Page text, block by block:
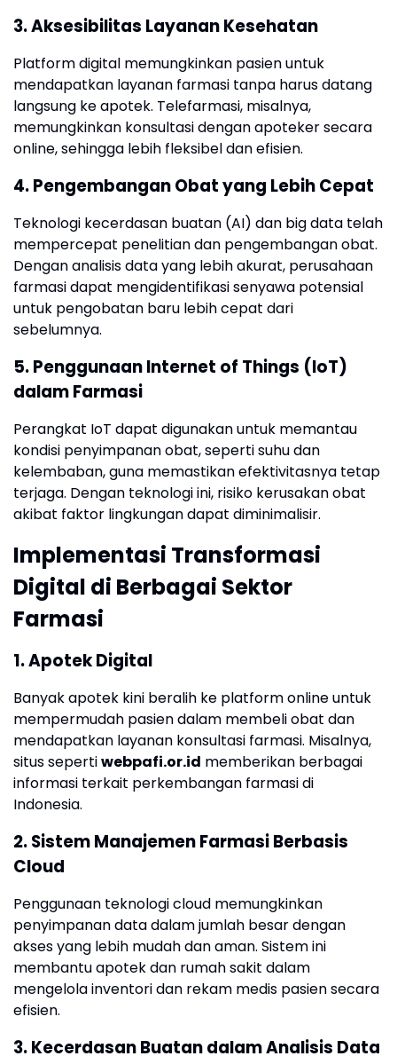
3. Aksesibilitas Layanan Kesehatan
Platform digital memungkinkan pasien untuk
mendapatkan layanan farmasi tanpa harus datang
langsung ke apotek. Telefarmasi, misalnya,
memungkinkan konsultasi dengan apoteker secara
online, sehingga lebih fleksibel dan efisien.
4. Pengembangan Obat yang Lebih Cepat
Teknologi kecerdasan buatan (AI) dan big data telah
mempercepat penelitian dan pengembangan obat.
Dengan analisis data yang lebih akurat, perusahaan
farmasi dapat mengidentifikasi senyawa potensial
untuk pengobatan baru lebih cepat dari
sebelumnya.
5. Penggunaan Internet of Things (IoT)
dalam Farmasi
Perangkat IoT dapat digunakan untuk memantau
kondisi penyimpanan obat, seperti suhu dan
kelembaban, guna memastikan efektivitasnya tetap
terjaga. Dengan teknologi ini, risiko kerusakan obat
akibat faktor lingkungan dapat diminimalisir.
Implementasi Transformasi
Digital di Berbagai Sektor
Farmasi
1. Apotek Digital
Banyak apotek kini beralih ke platform online untuk
mempermudah pasien dalam membeli obat dan
mendapatkan layanan konsultasi farmasi. Misalnya,
situs sepertiwebpafi.or.id memberikan berbagai
informasi terkait perkembangan farmasi di
Indonesia.
2. Sistem Manajemen Farmasi Berbasis
Cloud
Penggunaan teknologi cloud memungkinkan
penyimpanan data dalam jumlah besar dengan
akses yang lebih mudah dan aman. Sistem ini
membantu apotek dan rumah sakit dalam
mengelola inventori dan rekam medis pasien secara
efisien.
3. Kecerdasan Buatan dalam Analisis Data